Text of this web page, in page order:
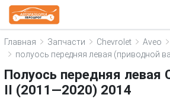
Главная Запчасти Chevrolet Aveo
полуось передняя левая (приводной
Полуось передняя левая
II (2011—2020) 2014